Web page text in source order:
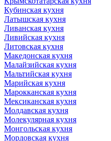
Кубинская кухня
Латышская кухня
Ливанская кухня
Ливийская кухня
Литовская кухня
Македонская кухня
Малайзийская кухня
Мальтийская кухня
Марийская кухня
Марокканская кухня
Мексиканская кухня
Молдавская кухня
Молекулярная кухня
Монгольская кухня
Мордовская кухня